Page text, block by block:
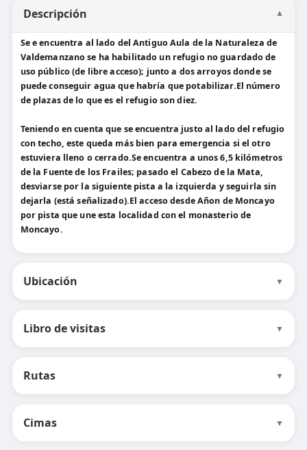
Descripción ▼
Se e encuentra al lado del Antiguo Aula de la Naturaleza de
Valdemanzano se ha habilitado un refugio no guardado de
uso público (de libre acceso); junto a dos arroyos donde se
puede conseguir agua que habría que potabilizar.El número
de plazas de lo que es el refugio son diez.
Teniendo en cuenta que se encuentra justo al lado del refugio
con techo, este queda más bien para emergencia si el otro
estuviera lleno o cerrado.Se encuentra a unos 6,5 kilómetros
de la Fuente de los Frailes; pasado el Cabezo de la Mata,
desviarse por la siguiente pista a la izquierda y seguirla sin
dejarla (está señalizado).El acceso desde Añon de Moncayo
por pista que une esta localidad con el monasterio de
Moncayo.
Ubicación ▼
Libro de visitas ▼
Rutas ▼
Cimas ▼